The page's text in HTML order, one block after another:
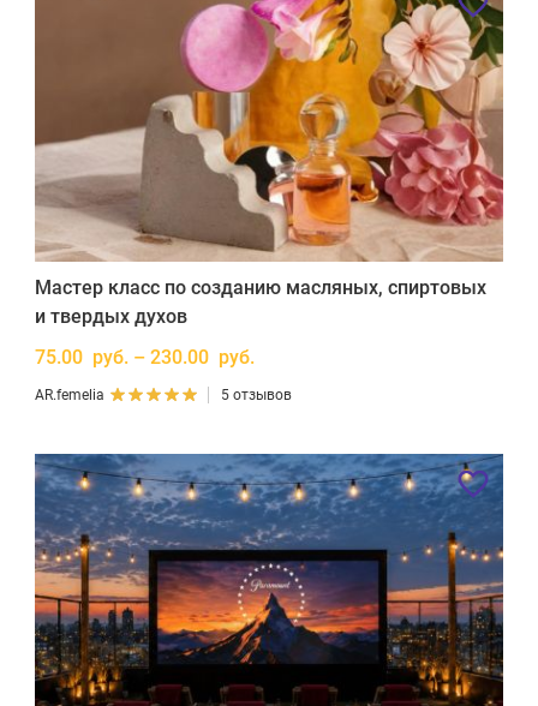
Мастер класс по созданию масляных, спиртовых
и твердых духов
75.00 руб. – 230.00 руб.
AR.femelia 5 отзывов